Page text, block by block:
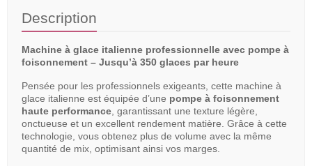
Description
Machine à glace italienne professionnelle avec pompe à
foisonnement – Jusqu’à 350 glaces par heure
Pensée pour les professionnels exigeants, cette machine à
glace italienne est équipée d’une pompe à foisonnement
haute performance, garantissant une texture légère,
onctueuse et un excellent rendement matière. Grâce à cette
technologie, vous obtenez plus de volume avec la même
quantité de mix, optimisant ainsi vos marges.